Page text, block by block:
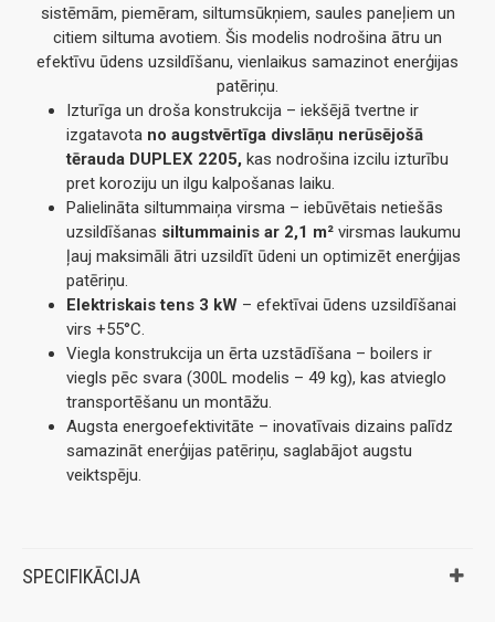
sistēmām, piemēram, siltumsūkņiem, saules paneļiem un
citiem siltuma avotiem. Šis modelis nodrošina ātru un
efektīvu ūdens uzsildīšanu, vienlaikus samazinot enerģijas
patēriņu.
Izturīga un droša konstrukcija – iekšējā tvertne ir
izgatavota no augstvērtīga divslāņu nerūsējošā
tērauda DUPLEX 2205, kas nodrošina izcilu izturību
pret koroziju un ilgu kalpošanas laiku.
Palielināta siltummaiņa virsma – iebūvētais netiešās
uzsildīšanas siltummainis ar 2,1 m² virsmas laukumu
ļauj maksimāli ātri uzsildīt ūdeni un optimizēt enerģijas
patēriņu.
Elektriskais tens 3 kW – efektīvai ūdens uzsildīšanai
virs +55°C.
Viegla konstrukcija un ērta uzstādīšana – boilers ir
viegls pēc svara (300L modelis – 49 kg), kas atvieglo
transportēšanu un montāžu.
Augsta energoefektivitāte – inovatīvais dizains palīdz
samazināt enerģijas patēriņu, saglabājot augstu
veiktspēju.
SPECIFIKĀCIJA